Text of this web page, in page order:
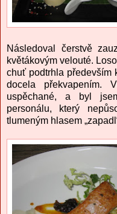
Následoval čerstvě
květákovým velouté.
chuť podtrhla především
docela překvapením.
uspěchané, a byl
personálu, který
tlumeným hlasem